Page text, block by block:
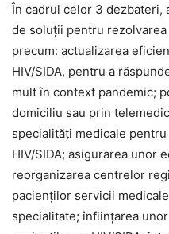
În cadrul celor 3 dezbateri,
de soluții pentru
precum: actualizarea
HIV/SIDA, pentru a
mult în context pandemic;
domiciliu sau prin
specialități medicale
HIV/SIDA; asigurarea unor
reorganizarea centrelor
pacienților servicii
specialitate; înființarea